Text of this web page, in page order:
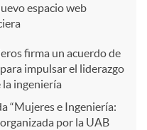
espacio web
firma un acuerdo de
impulsar el liderazgo
ingeniería
“Mujeres e Ingeniería:
por la UAB